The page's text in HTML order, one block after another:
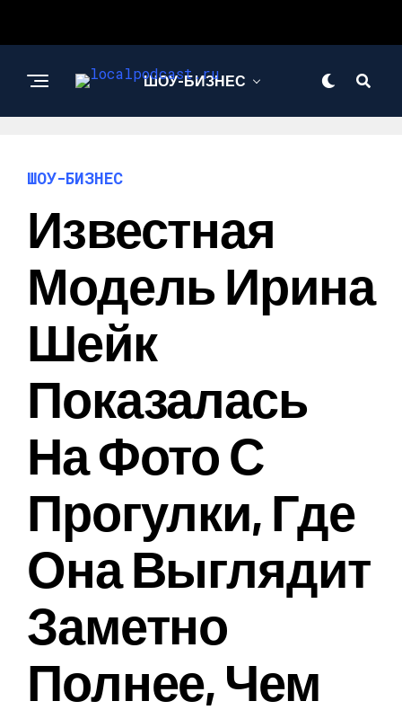
ШОУ-БИЗНЕС
ШОУ-БИЗНЕС
Известная
Модель Ирина
Шейк
Показалась
На Фото С
Прогулки, Где
Она Выглядит
Заметно
Полнее, Чем